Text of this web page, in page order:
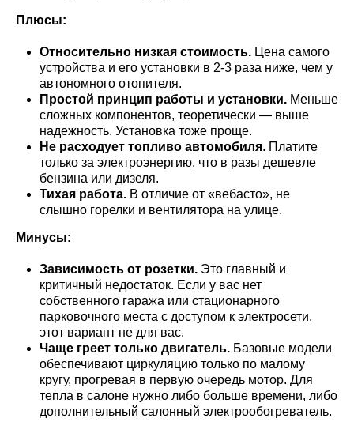
Плюсы:
Относительно низкая стоимость. Цена самого
устройства и его установки в 2-3 раза ниже, чем у
автономного отопителя.
Простой принцип работы и установки. Меньше
сложных компонентов, теоретически — выше
надежность. Установка тоже проще.
Не расходует топливо автомобиля. Платите
только за электроэнергию, что в разы дешевле
бензина или дизеля.
Тихая работа. В отличие от «вебасто», не
слышно горелки и вентилятора на улице.
Минусы:
Зависимость от розетки. Это главный и
критичный недостаток. Если у вас нет
собственного гаража или стационарного
парковочного места с доступом к электросети,
этот вариант не для вас.
Чаще греет только двигатель. Базовые модели
обеспечивают циркуляцию только по малому
кругу, прогревая в первую очередь мотор. Для
тепла в салоне нужно либо больше времени, либо
дополнительный салонный электрообогреватель.